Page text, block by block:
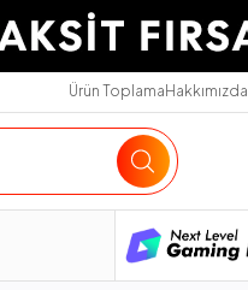
Ürün ToplamaHakkımızda